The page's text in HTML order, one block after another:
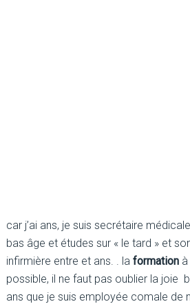
car j’ai ans, je suis secrétaire
bas âge et études sur « le tard » et
infirmière entre et ans. . la formationà
possible, il ne faut pas oublier la joie
ans que je suis employée comale de